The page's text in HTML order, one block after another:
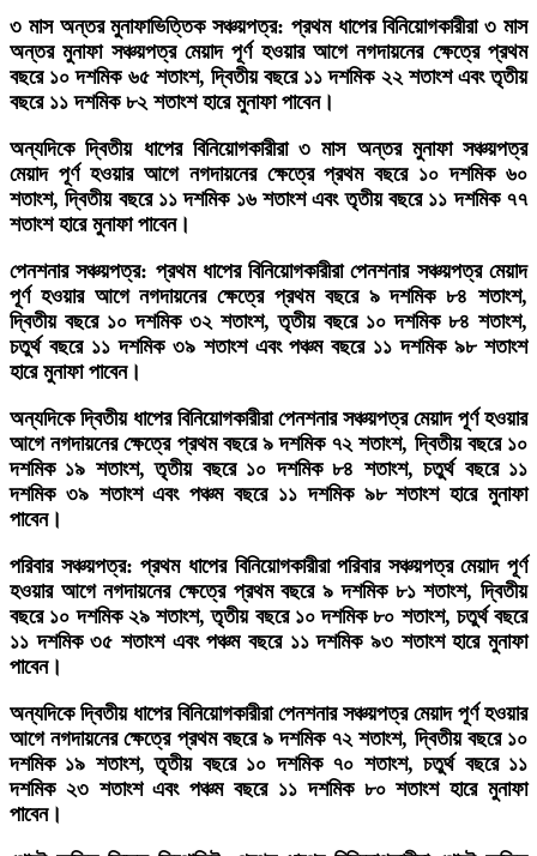
৩ মাস অন্তর মুনাফাভিত্তিক সঞ্চয়পত্র: প্রথম ধাপের বিনিয়োগকারীরা ৩ মাস
অন্তর মুনাফা সঞ্চয়পত্র মেয়াদ পূর্ণ হওয়ার আগে নগদায়নের ক্ষেত্রে প্রথম
বছরে ১০ দশমিক ৬৫ শতাংশ, দ্বিতীয় বছরে ১১ দশমিক ২২ শতাংশ এবং তৃতীয়
বছরে ১১ দশমিক ৮২ শতাংশ হারে মুনাফা পাবেন।
অন্যদিকে দ্বিতীয় ধাপের বিনিয়োগকারীরা ৩ মাস অন্তর মুনাফা সঞ্চয়পত্র
মেয়াদ পূর্ণ হওয়ার আগে নগদায়নের ক্ষেত্রে প্রথম বছরে ১০ দশমিক ৬০
শতাংশ, দ্বিতীয় বছরে ১১ দশমিক ১৬ শতাংশ এবং তৃতীয় বছরে ১১ দশমিক ৭৭
শতাংশ হারে মুনাফা পাবেন।
পেনশনার সঞ্চয়পত্র: প্রথম ধাপের বিনিয়োগকারীরা পেনশনার সঞ্চয়পত্র মেয়াদ
পূর্ণ হওয়ার আগে নগদায়নের ক্ষেত্রে প্রথম বছরে ৯ দশমিক ৮৪ শতাংশ,
দ্বিতীয় বছরে ১০ দশমিক ৩২ শতাংশ, তৃতীয় বছরে ১০ দশমিক ৮৪ শতাংশ,
চতুর্থ বছরে ১১ দশমিক ৩৯ শতাংশ এবং পঞ্চম বছরে ১১ দশমিক ৯৮ শতাংশ
হারে মুনাফা পাবেন।
অন্যদিকে দ্বিতীয় ধাপের বিনিয়োগকারীরা পেনশনার সঞ্চয়পত্র মেয়াদ পূর্ণ হওয়ার
আগে নগদায়নের ক্ষেত্রে প্রথম বছরে ৯ দশমিক ৭২ শতাংশ, দ্বিতীয় বছরে ১০
দশমিক ১৯ শতাংশ, তৃতীয় বছরে ১০ দশমিক ৮৪ শতাংশ, চতুর্থ বছরে ১১
দশমিক ৩৯ শতাংশ এবং পঞ্চম বছরে ১১ দশমিক ৯৮ শতাংশ হারে মুনাফা
পাবেন।
পরিবার সঞ্চয়পত্র: প্রথম ধাপের বিনিয়োগকারীরা পরিবার সঞ্চয়পত্র মেয়াদ পূর্ণ
হওয়ার আগে নগদায়নের ক্ষেত্রে প্রথম বছরে ৯ দশমিক ৮১ শতাংশ, দ্বিতীয়
বছরে ১০ দশমিক ২৯ শতাংশ, তৃতীয় বছরে ১০ দশমিক ৮০ শতাংশ, চতুর্থ বছরে
১১ দশমিক ৩৫ শতাংশ এবং পঞ্চম বছরে ১১ দশমিক ৯৩ শতাংশ হারে মুনাফা
পাবেন।
অন্যদিকে দ্বিতীয় ধাপের বিনিয়োগকারীরা পেনশনার সঞ্চয়পত্র মেয়াদ পূর্ণ হওয়ার
আগে নগদায়নের ক্ষেত্রে প্রথম বছরে ৯ দশমিক ৭২ শতাংশ, দ্বিতীয় বছরে ১০
দশমিক ১৯ শতাংশ, তৃতীয় বছরে ১০ দশমিক ৭০ শতাংশ, চতুর্থ বছরে ১১
দশমিক ২৩ শতাংশ এবং পঞ্চম বছরে ১১ দশমিক ৮০ শতাংশ হারে মুনাফা
পাবেন।